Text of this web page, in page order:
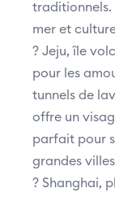
traditionnels.
mer et
?️ Jeju, île
pour les
tunnels de
offre un
parfait pour
grandes
?️ Shanghai,